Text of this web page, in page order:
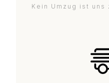
Kein Umzug ist uns